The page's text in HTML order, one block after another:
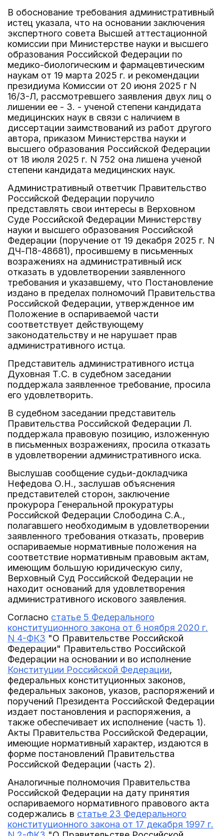
В обоснование требования административный
истец указала, что на основании заключения
экспертного совета Высшей аттестационной
комиссии при Министерстве науки и высшего
образования Российской Федерации по
медико-биологическим и фармацевтическим
наукам от 19 марта 2025 г. и рекомендации
президиума Комиссии от 20 июня 2025 г N
16/3-Л, рассмотревшего заявления двух лиц о
лишении ее - З. - ученой степени кандидата
медицинских наук в связи с наличием в
диссертации заимствований из работ другого
автора, приказом Министерства науки и
высшего образования Российской Федерации
от 18 июля 2025 г. N 752 она лишена ученой
степени кандидата медицинских наук.
Административный ответчик Правительство
Российской Федерации поручило
представлять свои интересы в Верховном
Суде Российской Федерации Министерству
науки и высшего образования Российской
Федерации (поручение от 19 декабря 2025 г. N
ДЧ-П8-48681), просившему в письменных
возражениях на административный иск
отказать в удовлетворении заявленного
требования и указавшему, что Постановление
издано в пределах полномочий Правительства
Российской Федерации, утвержденное им
Положение в оспариваемой части
соответствует действующему
законодательству и не нарушает прав
административного истца.
Представитель административного истца
Духовная Т.С. в судебном заседании
поддержала заявленное требование, просила
его удовлетворить.
В судебном заседании представитель
Правительства Российской Федерации Л.
поддержала правовую позицию, изложенную
в письменных возражениях, просила отказать
в удовлетворении административного иска.
Выслушав сообщение судьи-докладчика
Нефедова О.Н., заслушав объяснения
представителей сторон, заключение
прокурора Генеральной прокуратуры
Российской Федерации Слободина С.А.,
полагавшего необходимым в удовлетворении
заявленного требования отказать, проверив
оспариваемые нормативные положения на
соответствие нормативным правовым актам,
имеющим большую юридическую силу,
Верховный Суд Российской Федерации не
находит оснований для удовлетворения
административного искового заявления.
Согласно статье 5 Федерального
конституционного закона от 6 ноября 2020 г.
N 4-ФКЗ "О Правительстве Российской
Федерации" Правительство Российской
Федерации на основании и во исполнение
Конституции Российской Федерации,
федеральных конституционных законов,
федеральных законов, указов, распоряжений и
поручений Президента Российской Федерации
издает постановления и распоряжения, а
также обеспечивает их исполнение (часть 1).
Акты Правительства Российской Федерации,
имеющие нормативный характер, издаются в
форме постановлений Правительства
Российской Федерации (часть 2).
Аналогичные полномочия Правительства
Российской Федерации на дату принятия
оспариваемого нормативного правового акта
содержались в статье 23 Федерального
конституционного закона от 17 декабря 1997 г.